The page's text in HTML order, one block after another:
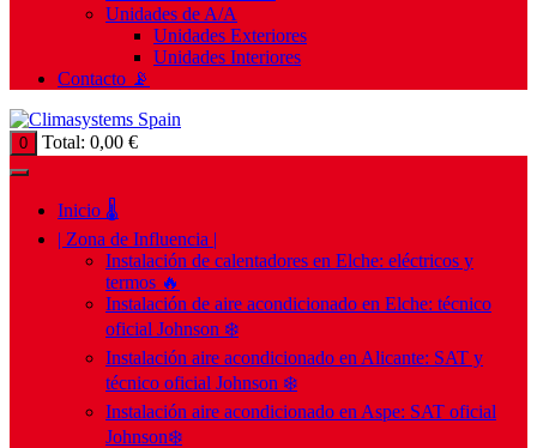
Unidades de A/A
Unidades Exteriores
Unidades Interiores
Contacto 📡
0 Total: 0,00 €
Inicio 🌡️
| Zona de Influencia |
Instalación de calentadores en Elche: eléctricos y
termos 🔥
Instalación de aire acondicionado en Elche: técnico
oficial Johnson ❄️
Instalación aire acondicionado en Alicante: SAT y
técnico oficial Johnson ❄️
Instalación aire acondicionado en Aspe: SAT oficial
Johnson❄️